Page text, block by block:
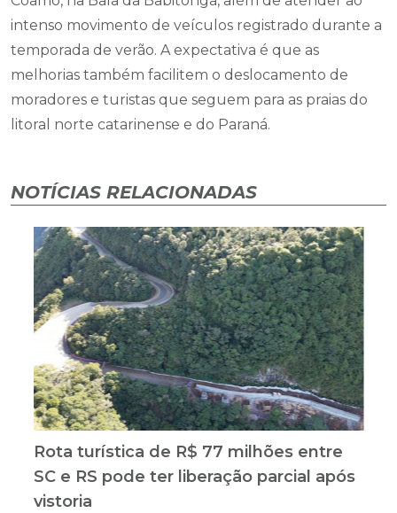
intenso movimento de veículos registrado durante a
temporada de verão. A expectativa é que as
melhorias também facilitem o deslocamento de
moradores e turistas que seguem para as praias do
litoral norte catarinense e do Paraná.
NOTÍCIAS RELACIONADAS
Rota turística de R$ 77 milhões entre
SC e RS pode ter liberação parcial após
vistoria